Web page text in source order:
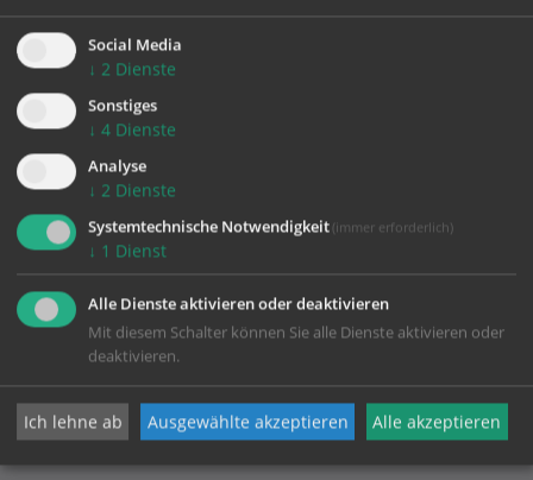
Bitte akzeptieren Sie
die Seite neu
zurück
Social Media
↓ 2 Dienste
Sonstiges
↓ 4 Dienste
Analyse
↓ 2 Dienste
Systemtechnische Notwendigkeit (immer erforderlich)
↓ 1 Dienst
Alle Dienste aktivieren oder deaktivieren
Mit diesem Schalter können Sie alle Dienste aktivieren oder
deaktivieren.
Ich lehne ab Ausgewählte akzeptieren Alle akzeptieren